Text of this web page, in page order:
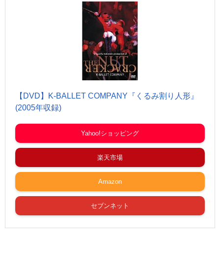
【DVD】K-BALLET COMPANY『くるみ割り人形』
(2005年収録)
Yahoo!ショッピング
楽天市場
Amazon
セブンネット